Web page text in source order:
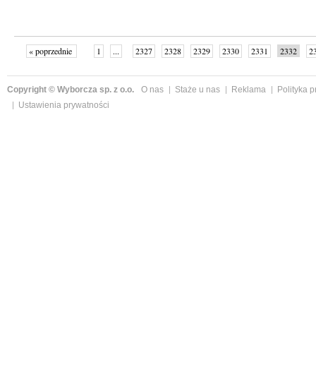
« poprzednie 1 ... 2327 2328 2329 2330 2331 2332
Copyright © Wyborcza sp. z o.o. O nas Staże u nas Reklama
Polityka
Ustawienia prywatności